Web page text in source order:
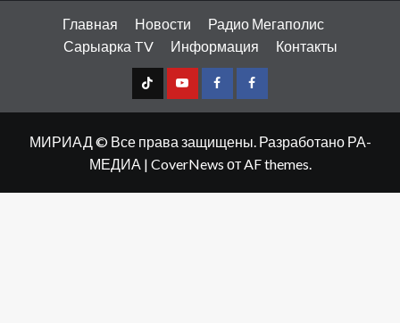
Главная Новости
Радио Мегаполис
Сарыарка TV
Информация Контакты
TT Youtube
FB1 FB2
МИРИАД © Все права защищены. Разработано РА-
МЕДИА | CoverNews от AF themes.